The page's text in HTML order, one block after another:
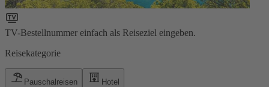
TV-Bestellnummer einfach als Reiseziel eingeben.
Reisekategorie
Pauschalreisen Hotel